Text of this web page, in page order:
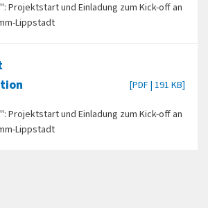
Projektstart und Einladung zum Kick-off an
Lippstadt
[PDF | 191 KB]
Projektstart und Einladung zum Kick-off an
Lippstadt